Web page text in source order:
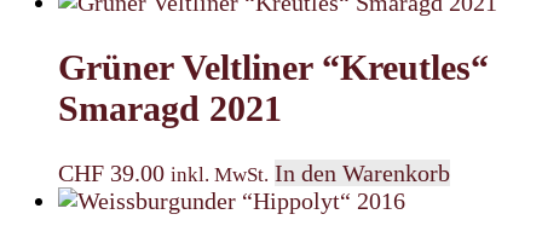
Grüner Veltliner “Kreutles“
Smaragd 2021
CHF 39.00 inkl. MwSt. In den Warenkorb